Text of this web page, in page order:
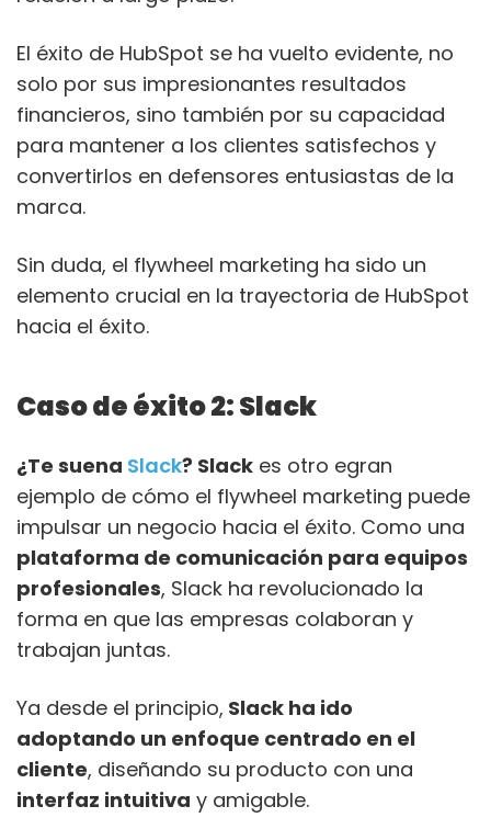
El éxito de HubSpot se ha vuelto evidente, no
solo por sus impresionantes resultados
financieros, sino también por su capacidad
para mantener a los clientes satisfechos y
convertirlos en defensores entusiastas de la
marca.
Sin duda, el flywheel marketing ha sido un
elemento crucial en la trayectoria de HubSpot
hacia el éxito.
Caso de éxito 2: Slack
¿Te suena Slack? Slack es otro egran
ejemplo de cómo el flywheel marketing puede
impulsar un negocio hacia el éxito. Como una
plataforma de comunicación para equipos
profesionales, Slack ha revolucionado la
forma en que las empresas colaboran y
trabajan juntas.
Ya desde el principio, Slack ha ido
adoptando un enfoque centrado en el
cliente, diseñando su producto con una
interfaz intuitiva y amigable.